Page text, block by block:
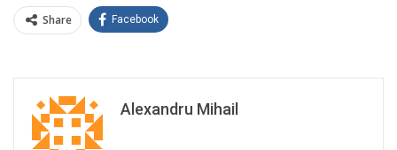
Share Facebook
Alexandru Mihail